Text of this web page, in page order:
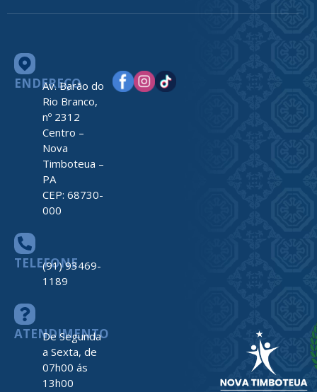
ENDEREÇO
Av. Barão do
Rio Branco,
nº 2312
Centro –
Nova
Timboteua –
PA
CEP: 68730-
000
TELEFONE
(91) 93469-
1189
ATENDIMENTO
De Segunda
a Sexta, de
07h00 ás
13h00